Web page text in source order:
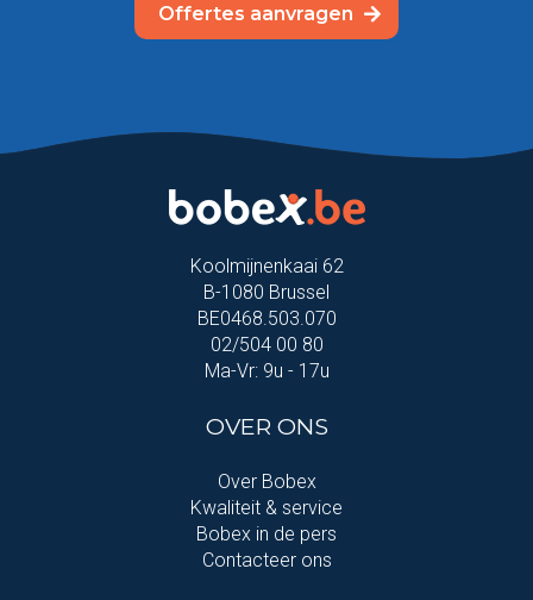
Offertes aanvragen
Koolmijnenkaai 62
B-1080 Brussel
BE0468.503.070
02/504 00 80
Ma-Vr: 9u - 17u
OVER ONS
Over Bobex
Kwaliteit & service
Bobex in de pers
Contacteer ons